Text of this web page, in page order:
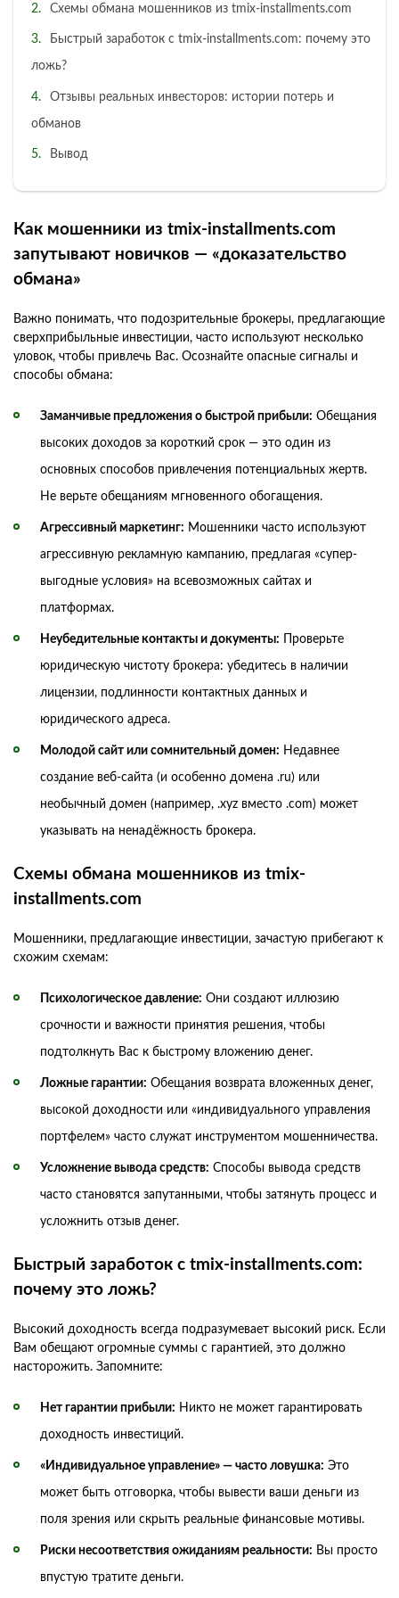
Схемы обмана мошенников из tmix-installments.com
Быстрый заработок с tmix-installments.com: почему это
ложь?
Отзывы реальных инвесторов: истории потерь и
обманов
Вывод
Как мошенники из tmix-installments.com
запутывают новичков — «доказательство
обмана»
Важно понимать, что подозрительные брокеры, предлагающие
сверхприбыльные инвестиции, часто используют несколько
уловок, чтобы привлечь Вас. Осознайте опасные сигналы и
способы обмана:
Заманчивые предложения о быстрой прибыли: Обещания
высоких доходов за короткий срок — это один из
основных способов привлечения потенциальных жертв.
Не верьте обещаниям мгновенного обогащения.
Агрессивный маркетинг: Мошенники часто используют
агрессивную рекламную кампанию, предлагая «супер-
выгодные условия» на всевозможных сайтах и
платформах.
Неубедительные контакты и документы: Проверьте
юридическую чистоту брокера: убедитесь в наличии
лицензии, подлинности контактных данных и
юридического адреса.
Молодой сайт или сомнительный домен: Недавнее
создание веб-сайта (и особенно домена .ru) или
необычный домен (например, .xyz вместо .com) может
указывать на ненадёжность брокера.
Схемы обмана мошенников из tmix-
installments.com
Мошенники, предлагающие инвестиции, зачастую прибегают к
схожим схемам:
Психологическое давление: Они создают иллюзию
срочности и важности принятия решения, чтобы
подтолкнуть Вас к быстрому вложению денег.
Ложные гарантии: Обещания возврата вложенных денег,
высокой доходности или «индивидуального управления
портфелем» часто служат инструментом мошенничества.
Усложнение вывода средств: Способы вывода средств
часто становятся запутанными, чтобы затянуть процесс и
усложнить отзыв денег.
Быстрый заработок с tmix-installments.com:
почему это ложь?
Высокий доходность всегда подразумевает высокий риск. Если
Вам обещают огромные суммы с гарантией, это должно
насторожить. Запомните:
Нет гарантии прибыли: Никто не может гарантировать
доходность инвестиций.
«Индивидуальное управление» — часто ловушка: Это
может быть отговорка, чтобы вывести ваши деньги из
поля зрения или скрыть реальные финансовые мотивы.
Риски несоответствия ожиданиям реальности: Вы просто
впустую тратите деньги.